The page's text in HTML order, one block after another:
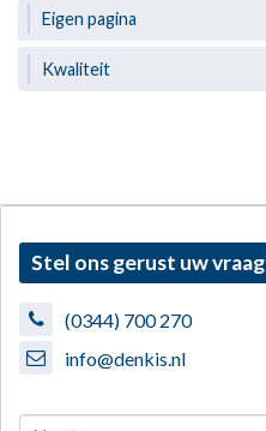
Eigen pagina
Kwaliteit
Stel ons gerust uw vraag
(0344) 700 270
info@denkis.nl